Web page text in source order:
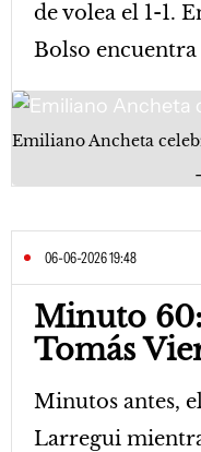
de volea el 1-1.
Bolso encuentra
Emiliano Ancheta
06-06-2026 19:48
Minuto
Tomás
Minutos antes,
Larregui